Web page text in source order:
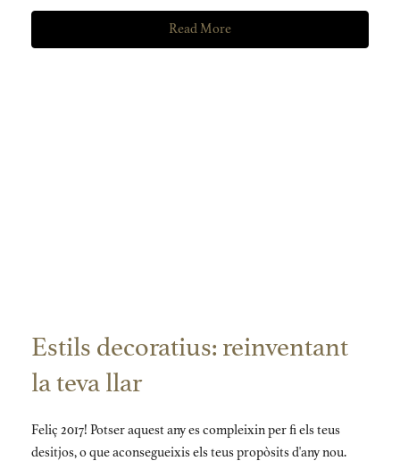
Read More
Estils decoratius: reinventant
la teva llar
Feliç 2017! Potser aquest any es compleixin per fi els teus
desitjos, o que aconsegueixis els teus propòsits d'any nou.